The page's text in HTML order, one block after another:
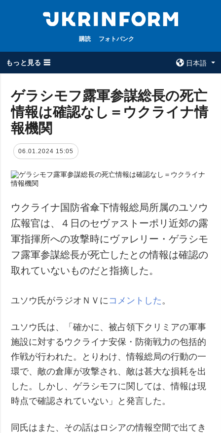
購読 フォトバンク
もっと見る ☰
日本語
全てのトピック
戦争
政治
経済・復興
防衛
社会・文化
スポーツ
犯罪
事故・緊急事態
ウクルインフォ
ルム
追加
インタビュー
動画
サービス
フォトバンク
ゲラシモフ露軍参謀総長の死亡
情報は確認なし＝ウクライナ情
報機関
06.01.2024 15:05
ウクライナ国防省傘下情報総局所属のユソウ
広報官は、４日のセヴァストーポリ近郊の露
軍指揮所への攻撃時にヴァレリー・ゲラシモ
フ露軍参謀総長が死亡したとの情報は確認の
取れていないものだと指摘した。
ユソウ氏がラジオＮＶに コメントした 。
ユソウ氏は、「確かに、被占領下クリミアの軍事
施設に対するウクライナ安保・防衛戦力の包括的
作戦が行われた。とりわけ、情報総局の行動の一
環で、敵の倉庫が攻撃され、敵は甚大な損耗を出
した。しかし、ゲラシモフに関しては、情報は現
時点で確認されていない」と発言した。
同氏はまた、その話はロシアの情報空間で出てき